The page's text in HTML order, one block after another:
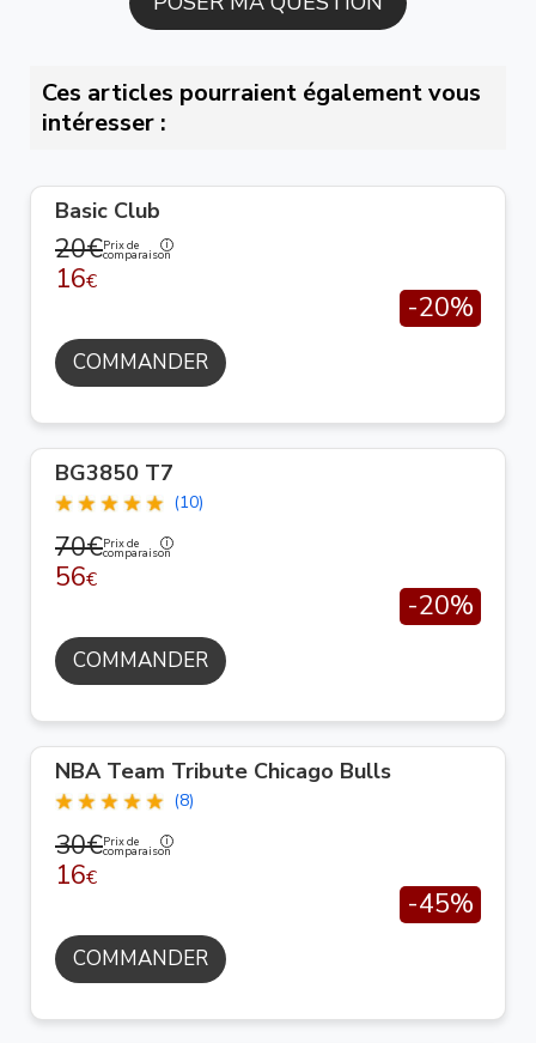
Ces articles pourraient également vous
intéresser :
Basic Club
20€Prix de
comparaison
16€
-20%
COMMANDER
BG3850 T7
(10)
70€Prix de
comparaison
56€
-20%
COMMANDER
NBA Team Tribute Chicago Bulls
(8)
30€Prix de
comparaison
16€
-45%
COMMANDER